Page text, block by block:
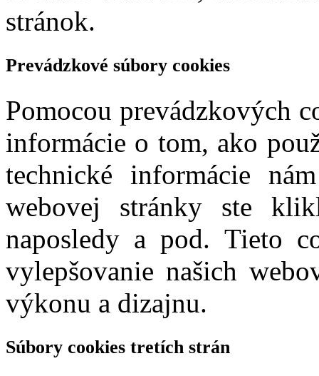
stránok.
Prevádzkové súbory cookies
Pomocou prevádzkových
informácie o tom, ako
technické informácie
webovej stránky ste
naposledy a pod. Tieto
vylepšovanie našich
výkonu a dizajnu.
Súbory cookies tretích strán